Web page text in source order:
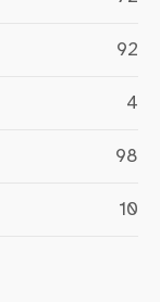
92
4
98
10